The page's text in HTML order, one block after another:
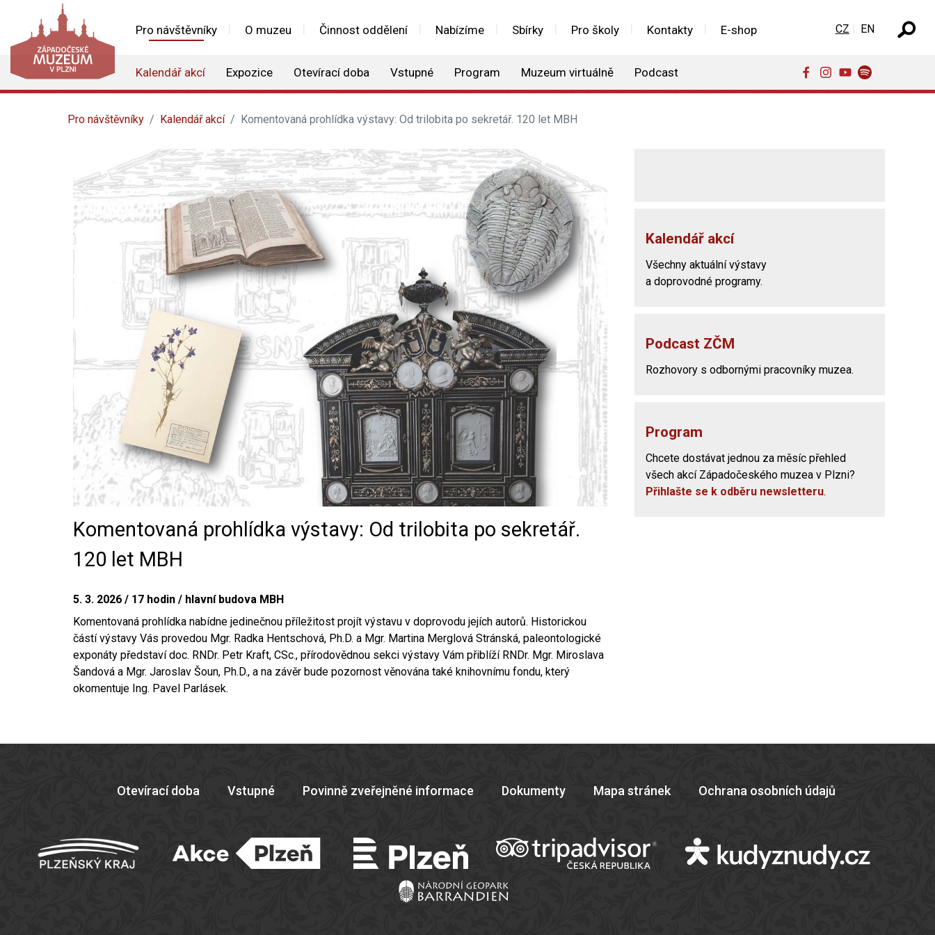
Pro návštěvníky O muzeu Činnost oddělení Nabízíme Sbírky Pro školy Kontakty E-shop
Kalendář akcí Expozice Otevírací doba Vstupné Program Muzeum virtuálně Podcast
Zvolte jazyk
CZ EN
Pro návštěvníky Kalendář akcí Komentovaná prohlídka výstavy: Od trilobita po sekretář. 120 let MBH
Komentovaná prohlídka výstavy: Od trilobita po sekretář.
120 let MBH
5. 3. 2026 / 17 hodin / hlavní budova MBH
Komentovaná prohlídka nabídne jedinečnou příležitost projít výstavu v doprovodu jejích autorů. Historickou
částí výstavy Vás provedou Mgr. Radka Hentschová, Ph.D. a Mgr. Martina Merglová Stránská, paleontologické
exponáty představí doc. RNDr. Petr Kraft, CSc., přírodovědnou sekci výstavy Vám přiblíží RNDr. Mgr. Miroslava
Šandová a Mgr. Jaroslav Šoun, Ph.D., a na závěr bude pozornost věnována také knihovnímu fondu, který
okomentuje Ing. Pavel Parlásek.
Kalendář akcí
Všechny aktuální výstavy
a doprovodné programy.
Podcast ZČM
Rozhovory s odbornými pracovníky muzea.
Program
Chcete dostávat jednou za měsíc přehled
všech akcí Západočeského muzea v Plzni?
Přihlašte se k odběru newsletteru.
Otevírací doba Vstupné Povinně zveřejněné informace Dokumenty Mapa stránek Ochrana osobních údajů